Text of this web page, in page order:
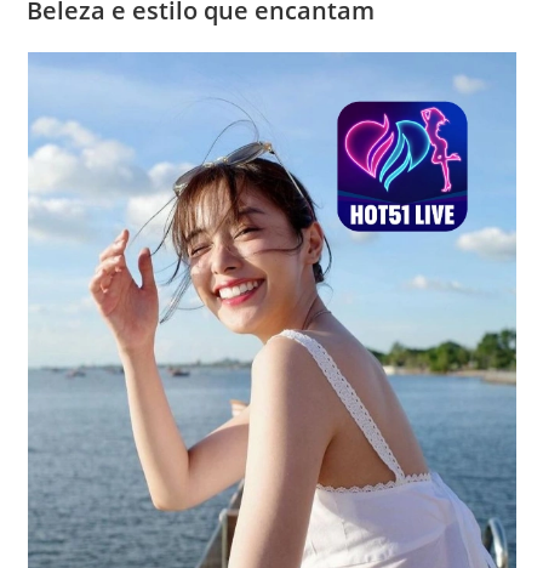
Beleza e estilo que encantam